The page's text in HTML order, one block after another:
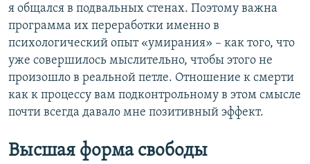
я общался в подвальных стенах. Поэтому важна
программа их переработки именно в
психологический опыт «умирания» – как того, что
уже совершилось мыслительно, чтобы этого не
произошло в реальной петле. Отношение к смерти
как к процессу вам подконтрольному в этом смысле
почти всегда давало мне позитивный эффект.
Высшая форма свободы